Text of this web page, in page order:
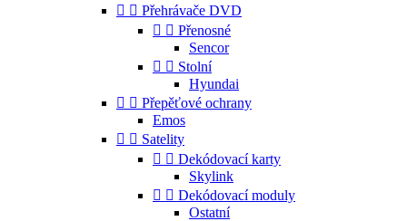
  Přehrávače DVD
  Přenosné
Sencor
  Stolní
Hyundai
  Přepěťové ochrany
Emos
  Satelity
  Dekódovací karty
Skylink
  Dekódovací moduly
Ostatní